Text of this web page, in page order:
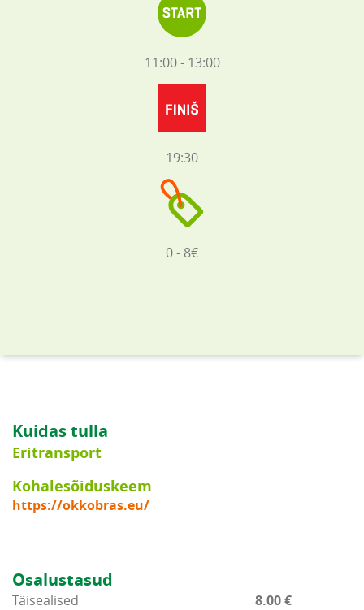
11:00 - 13:00
19:30
0 - 8€
Kuidas tulla
Eritransport
Kohalesõiduskeem
https://okkobras.eu/
Osalustasud
Täisealised
8.00 €